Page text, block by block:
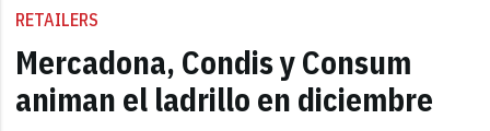
RETAILERS
Mercadona, Condis y Consum
animan el ladrillo en diciembre